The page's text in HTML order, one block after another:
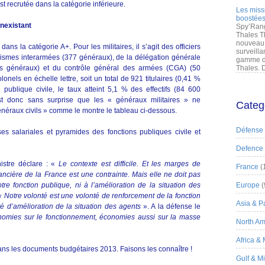
recrutée dans la catégorie inférieure.
la catégorie A+. Pour les militaires, il s’agit des officiers
interarmées (377 généraux), de la délégation générale
généraux) et du contrôle général des armées (CGA) (50
en échelle lettre, soit un total de 921 titulaires (0,41 %
publique civile, le taux atteint 5,1 % des effectifs (84 600
donc sans surprise que les « généraux militaires » ne
civils » comme le montre le tableau ci-dessous.
salariales et pyramides des fonctions publiques civile et
déclare : «Le contexte est difficile. Et les marges de
de la France est une contrainte. Mais elle ne doit pas
fonction publique, ni à l’amélioration de la situation des
Notre volonté est une volonté de renforcement de la fonction
d’amélioration de la situation des agents ». A la défense le
sur le fonctionnement, économies aussi sur la masse
les documents budgétaires 2013. Faisons les connaître !
Les
Thales
gamme
Thales.
Défense
Defence
France
Europe
Asia &
North
Africa &
Gulf &